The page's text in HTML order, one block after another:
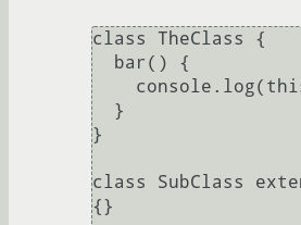
class TheClass {
}
class SubClass
{}